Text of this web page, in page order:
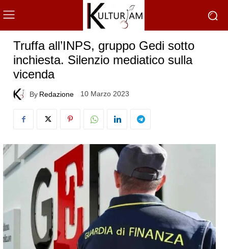
Truffa all’INPS, gruppo Gedi sotto
inchiesta. Silenzio mediatico sulla
vicenda
By Redazione 10 Marzo 2023